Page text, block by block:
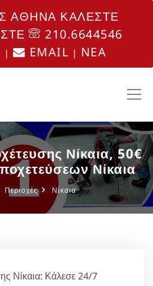
ΑΘΗΝΑ ΚΑΛΕΣΤΕ
210.6644546
| EMAIL | NEA
Νίκαια, 50€
Νίκαια
Περιοχές Νίκαια
Νίκαια: Κάλεσε 24/7